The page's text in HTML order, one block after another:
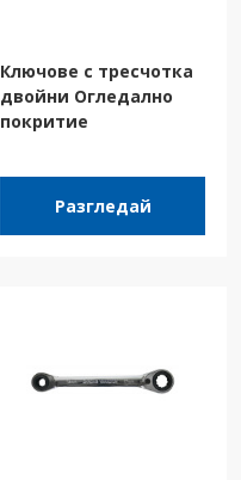
Ключове с тресчотка
двойни Огледално
покритие
Разгледай